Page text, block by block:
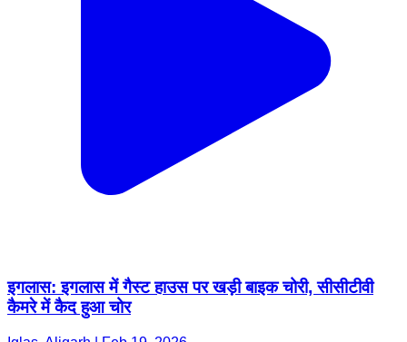
इगलास: इगलास में गैस्ट हाउस पर खड़ी बाइक चोरी, सीसीटीवी